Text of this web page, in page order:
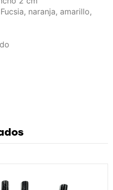
Fucsia, naranja, amarillo,